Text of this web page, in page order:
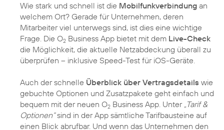
Wie stark und schnell ist die Mobilfunkverbindung an
welchem Ort? Gerade für Unternehmen, deren
Mitarbeiter viel unterwegs sind, ist dies eine wichtige
Frage. Die O2 Business App bietet mit dem Live-Check
die Möglichkeit, die aktuelle Netzabdeckung überall zu
überprüfen – inklusive Speed-Test für iOS-Geräte.
Auch der schnelle Überblick über Vertragsdetails wie
gebuchte Optionen und Zusatzpakete geht einfach und
bequem mit der neuen O2 Business App. Unter „Tarif &
Optionen“sind in der App sämtliche Tarifbausteine auf
einen Blick abrufbar. Und wenn das Unternehmen den